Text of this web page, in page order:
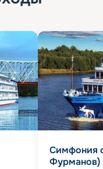
Симфония
Фурманов)